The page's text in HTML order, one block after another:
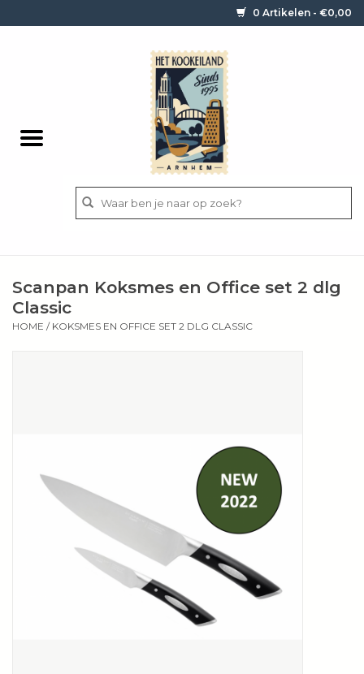
0 Artikelen - €0,00
Bestek
Apparatuur
Aanbiedingen ✅
Scanpan Koksmes en Office set 2 dlg
Classic
HOME / KOKSMES EN OFFICE SET 2 DLG CLASSIC